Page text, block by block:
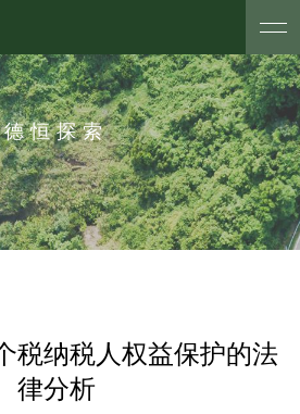
德恒探索
税纳税人权益保护的法
律分析